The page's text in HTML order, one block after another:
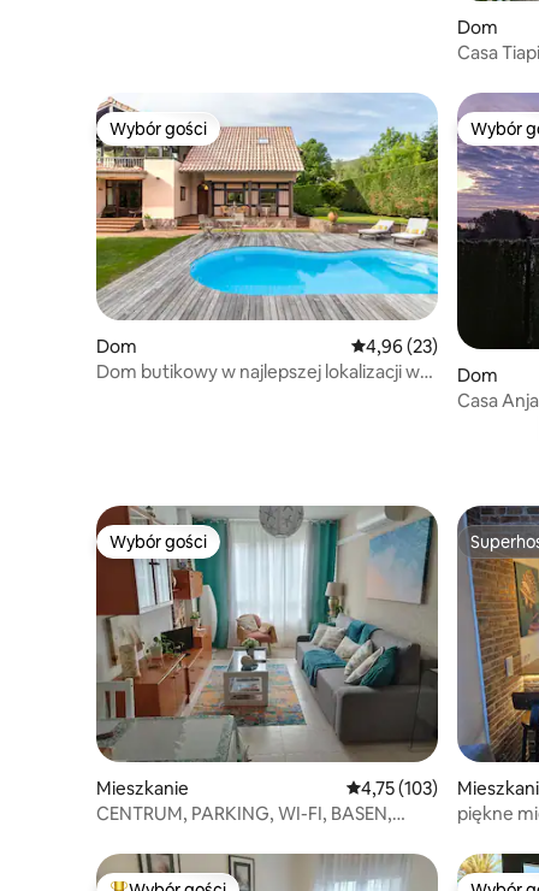
Dom
Casa
Wybór gości
Wybór gości
Dom Średnia ocena: 4,96
4,96 (23)
Dom butikowy w najlepszej lokalizacji w
Wybór
Wybór
Dom
Casa
Wybór gości
Wybór gości
Mieszkanie Średnia ocena: 4,75 na
4,75 (103)
CENTRUM, PARKING, WI-FI, BASEN,
piękne